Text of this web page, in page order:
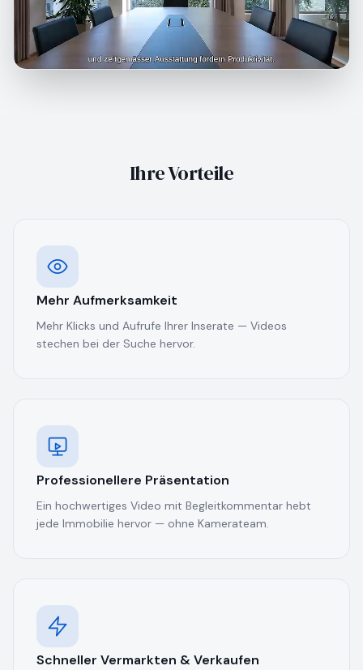
Ihre Vorteile
Mehr Aufmerksamkeit
Mehr Klicks und Aufrufe Ihrer Inserate — Videos
stechen bei der Suche hervor.
Professionellere Präsentation
Ein hochwertiges Video mit Begleitkommentar hebt
jede Immobilie hervor — ohne Kamerateam.
Schneller Vermarkten & Verkaufen